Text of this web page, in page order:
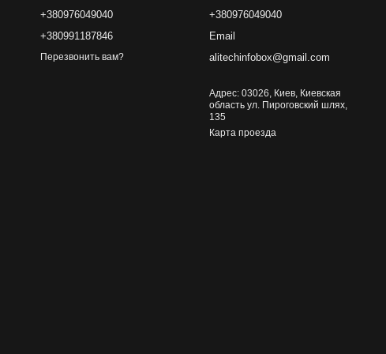
+380976049040
+380991187846
Перезвонить вам?
+380976049040
Email
alitechinfobox@gmail.com
Адрес: 03026, Киев, Киевская
область ул. Пироговский шлях,
135
Карта проезда